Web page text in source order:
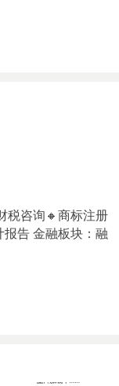
税咨询🔸商标注册
告 金融板块：融